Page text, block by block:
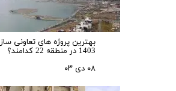
بهترین پروژه های تعاونی ساز
1403 در منطقه 22 کدامند؟
۰۸ دی ۰۳